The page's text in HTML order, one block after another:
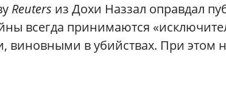
Reuters из Дохи Наззал оправдал
всегда принимаются
виновными в убийствах. При этом